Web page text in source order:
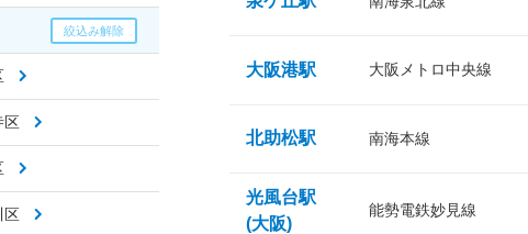
区
区
大阪港駅 大阪メトロ中央線
北助松駅 南海本線
光風台駅
(大阪)
能勢電鉄妙見線